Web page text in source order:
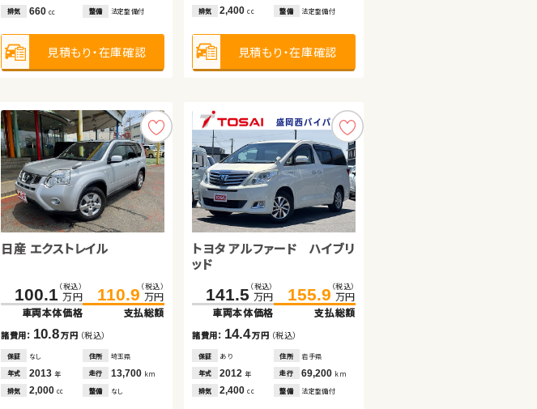
排気
660 cc 整備 法定整備付
見積もり・在庫確認
排気
2,400cc 整備 法定整備付
見積もり・在庫確認
日産 エクストレイル
100.1 （税込）
万円
車両本体価格
110.9 （税込）
万円
支払総額
諸費用： 10.8万円 （税込）
保証 なし 住所
埼玉県
年式
2013 年 走行 13,700 km
排気
2,000 cc 整備 なし
トヨタ アルファード ハイブリ
ッド
141.5 （税込）
万円
車両本体価格
155.9 （税込）
万円
支払総額
諸費用： 14.4万円 （税込）
保証 あり 住所
岩手県
年式
2012年 走行 69,200 km
排気
2,400cc 整備 法定整備付
排気
660 cc 整備 法定整備付
見積もり・在庫確認
排気
1,800cc 整備 法定整備付
見積もり・在庫確認
ホンダ フリード＋ ハイブリ
213.0 （税込）
万円
車両本体価格
218.0 （税込）
万円
支払総額
諸費用： 5.0 万円（税込）
保証 あり 住所
宮城県
年式
2023 年 走行 63,900 km
排気
1,500 cc 整備 法定整備付
ホンダ フリード
230.8 万円
車両本体価格
242.8
支払総額
諸費用：12.0 （税込）
保証 なし 住所 千葉県
排気
660 cc 整備 法定整備付
見積もり・在庫確認
排気
1,800cc 整備 法定整備付
見積もり・在庫確認
トヨタ ヴェルファイア
222.3 （税込）
万円
車両本体価格
233.6 （税込）
万円
支払総額
諸費用： 11.3万円 （税込）
保証 なし 住所
群馬県
年式
2016 年 走行 85,400 km
排気
2,500 cc 整備 なし
トヨタ ルーミー
153.0 （税込）
万円
車両本体価格
164.0 （税込）
万円
支払総額
諸費用： 11.0万円 （税込）
保証 あり 住所
山梨県
年式
2022年 走行 17,300 km
排気
1,000cc 整備 法定整備付
排気
660 cc 整備 法定整備付
見積もり・在庫確認